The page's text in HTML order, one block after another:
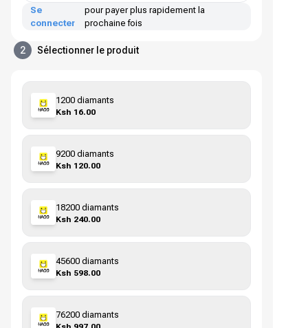
Se
connecter
pour payer plus rapidement la
prochaine fois
2 Sélectionner le produit
1200 diamants
Ksh 16.00
9200 diamants
Ksh 120.00
18200 diamants
Ksh 240.00
45600 diamants
Ksh 598.00
76200 diamants